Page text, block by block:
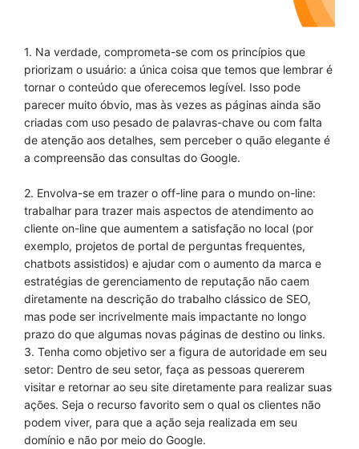
1. Na verdade, comprometa-se com os princípios que
priorizam o usuário: a única coisa que temos que lembrar é
tornar o conteúdo que oferecemos legível. Isso pode
parecer muito óbvio, mas às vezes as páginas ainda são
criadas com uso pesado de palavras-chave ou com falta
de atenção aos detalhes, sem perceber o quão elegante é
a compreensão das consultas do Google.
2. Envolva-se em trazer o off-line para o mundo on-line:
trabalhar para trazer mais aspectos de atendimento ao
cliente on-line que aumentem a satisfação no local (por
exemplo, projetos de portal de perguntas frequentes,
chatbots assistidos) e ajudar com o aumento da marca e
estratégias de gerenciamento de reputação não caem
diretamente na descrição do trabalho clássico de SEO,
mas pode ser incrivelmente mais impactante no longo
prazo do que algumas novas páginas de destino ou links.
3. Tenha como objetivo ser a figura de autoridade em seu
setor: Dentro de seu setor, faça as pessoas quererem
visitar e retornar ao seu site diretamente para realizar suas
ações. Seja o recurso favorito sem o qual os clientes não
podem viver, para que a ação seja realizada em seu
domínio e não por meio do Google.